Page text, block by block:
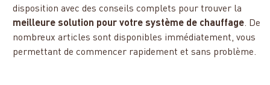
disposition avec des conseils complets pour trouver la
meilleure solution pour votre système de chauffage. De
nombreux articles sont disponibles immédiatement, vous
permettant de commencer rapidement et sans problème.